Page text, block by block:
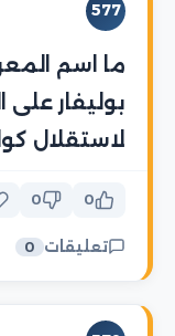
577
ما اسم
بوليفار
لاستقلال
0
0
تعليقات 0